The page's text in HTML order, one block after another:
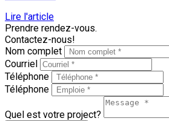
Lire l'article
Prendre rendez-vous.
Contactez-nous!
Nom complet
Courriel
Téléphone
Téléphone
Quel est votre project?